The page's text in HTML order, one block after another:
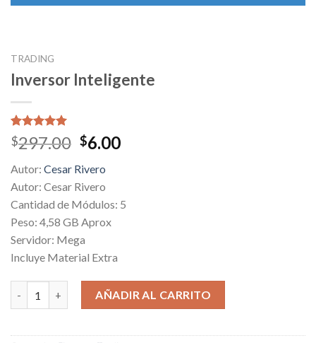
TRADING
Inversor Inteligente
Valorado
5.00sobre
en
1
puntuación
de cliente
$297.00 Original
was:
$297.00.
$6.00Current
Autor: Cesar Rivero
Autor: Cesar Rivero
Cantidad de Módulos: 5
Peso: 4,58 GB Aprox
Servidor: Mega
Incluye Material Extra
Inversor Inteligente cantidadAÑADIR AL CARRITO